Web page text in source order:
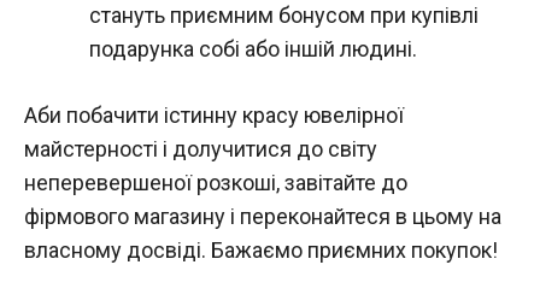
стануть приємним бонусом при купівлі
подарунка собі або іншій людині.
Аби побачити істинну красу ювелірної
майстерності і долучитися до світу
неперевершеної розкоші, завітайте до
фірмового магазину і переконайтеся в цьому на
власному досвіді. Бажаємо приємних покупок!